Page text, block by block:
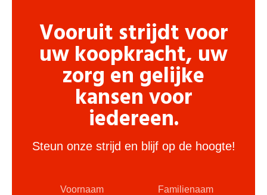
Vooruit strijdt voor
uw koopkracht, uw
zorg en gelijke
kansen voor
iedereen.
Steun onze strijd en blijf op de hoogte!